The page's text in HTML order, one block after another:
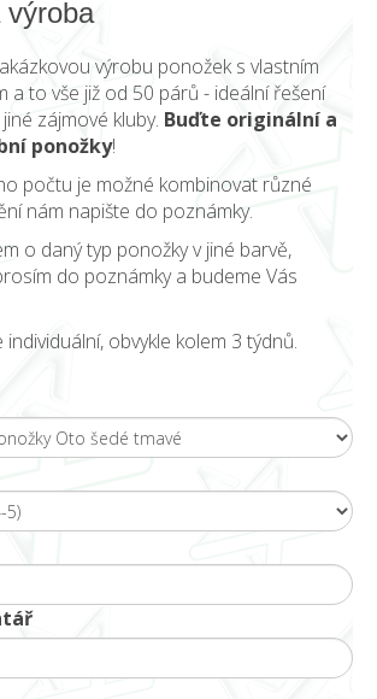
výroba
výrobu ponožek s vlastním
a to vše již od 50 párů - ideální řešení
zájmové kluby. Buďte originální a
ponožky!
počtu je možné kombinovat různé
nám napište do poznámky.
o daný typ ponožky v jiné barvě,
do poznámky a budeme Vás
obvykle kolem 3 týdnů.